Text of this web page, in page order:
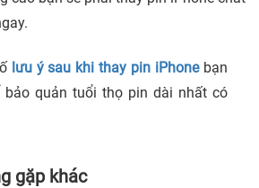
lưu ý sau khi thay pin iPhonebạn
bảo quản tuổi thọ pin dài nhất có
gặp khác